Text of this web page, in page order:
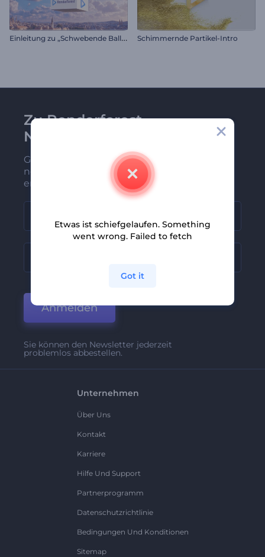
E
inleitung zu „Schwebende Ballons“ Schimmernde Partikel-Intro
Zu Renderforest-
Newsletter anmelden
Gehören Sie zu den Ersten, die unsere
neuesten Nachrichten und Angebote
erhalten
Anmelden
Sie können den Newsletter jederzeit
problemlos abbestellen.
Unternehmen
Über Uns
Kontakt
Karriere
Hilfe Und Support
Partnerprogramm
Datenschutzrichtlinie
Bedingungen Und Konditionen
Sitemap
Etwas ist schiefgelaufen. Something
went wrong. Failed to fetch
Got it